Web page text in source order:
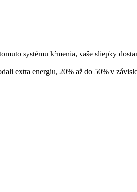
systému kŕmenia, vaše sliepky
extra energiu, 20% až do 50% v